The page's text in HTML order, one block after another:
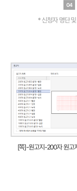
04
* 신청자 명단
[쪽]-원고지-200자 원고